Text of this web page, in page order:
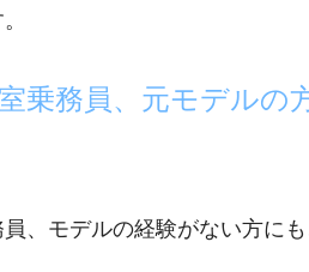
乗務員、元モデルの
、モデルの経験がない方にも